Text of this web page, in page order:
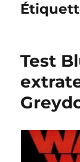
Test